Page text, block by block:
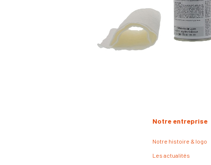
Notre entreprise
Notre histoire & logo
Les actualités